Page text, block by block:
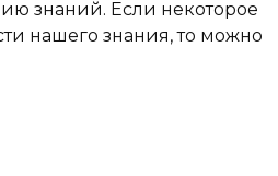
знаний. Если некоторое
нашего знания, то можно